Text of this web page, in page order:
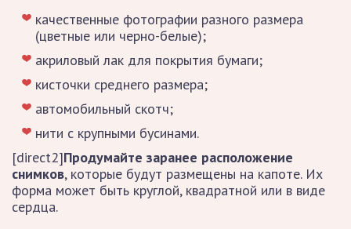
качественные фотографии разного размера
(цветные или черно-белые);
акриловый лак для покрытия бумаги;
кисточки среднего размера;
автомобильный скотч;
нити с крупными бусинами.
[direct2]Продумайте заранее расположение
снимков, которые будут размещены на капоте. Их
форма может быть круглой, квадратной или в виде
сердца.